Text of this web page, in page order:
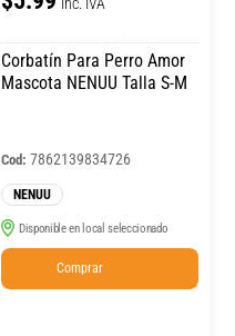
Corbatín Para Perro Amor
Mascota NENUU Talla S-M
Cod: 7862139834726
NENUU
Disponible en local seleccionado
Comprar